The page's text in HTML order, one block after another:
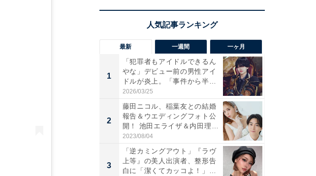
最新 一週間 一ヶ月
1
「犯罪者もアイドルできるん
やな」デビュー前の男性アイ
ドルが炎上。「事件から半年
も...
2026/03/25
2
藤田ニコル、稲葉友との結婚
報告＆ウエディングフォト公
開！ 池田エライザ＆内田理
央...
2023/08/04
3
「逆カミングアウト」『ラヴ
上等』の美人出演者、整形告
白に「潔くてカッコよ！」